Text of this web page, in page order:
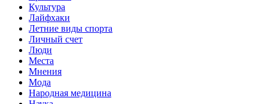
Культура
Лайфхаки
Летние виды спорта
Личный счет
Люди
Места
Мнения
Мода
Народная медицина